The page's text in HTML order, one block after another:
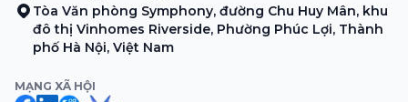
Tòa Văn phòng Symphony, đường Chu Huy Mân, khu
đô thị Vinhomes Riverside, Phường Phúc Lợi, Thành
phố Hà Nội, Việt Nam
MẠNG XÃ HỘI